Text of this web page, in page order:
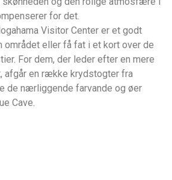
for det.
Visitor Center er et godt
eller få fat i et kort over de
For dem, der leder efter en mere
afgår en række krydstogter fra
de nærliggende farvande og øer
Cave.